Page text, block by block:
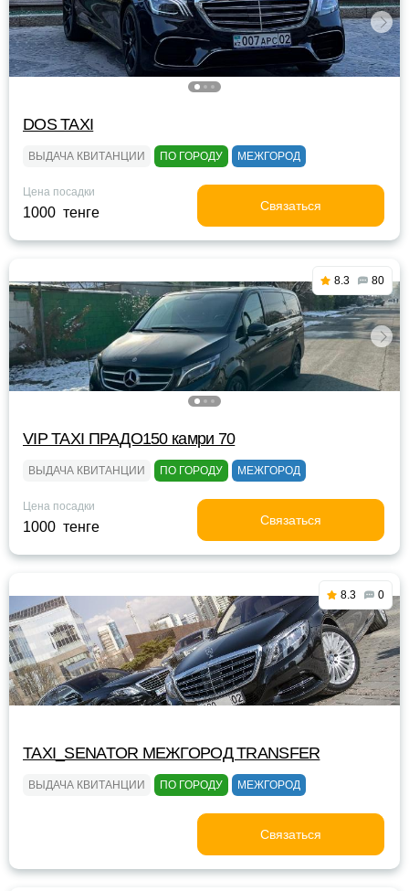
DOS TAXI
ВЫДАЧА КВИТАНЦИИ ПО ГОРОДУ МЕЖГОРОД
Цена посадки
1000 тенге Связаться
8.3 80
VIP TAXI ПРАДО150 камри 70
ВЫДАЧА КВИТАНЦИИ ПО ГОРОДУ МЕЖГОРОД
Цена посадки
1000 тенге Связаться
8.3 0
TAXI_SENATOR МЕЖГОРОД TRANSFER
ВЫДАЧА КВИТАНЦИИ ПО ГОРОДУ МЕЖГОРОД
Связаться